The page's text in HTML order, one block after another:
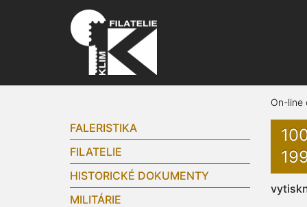
FALERISTIKA
FILATELIE
HISTORICKÉ DOKUMENTY
MILITÁRIE
On-line